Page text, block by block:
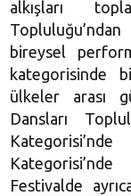
alkışları
bireysel
kategorisinde
ülkeler arası
Dansları
Festivalde